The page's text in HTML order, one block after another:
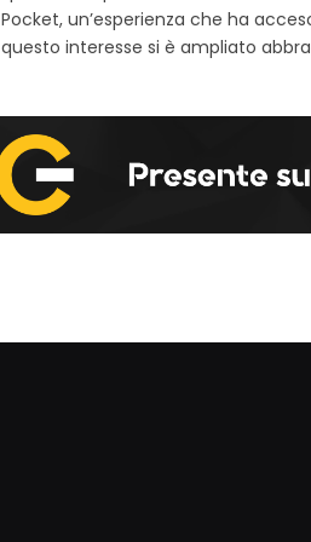
Pocket, un’esperienza che ha
questo interesse si è ampliato